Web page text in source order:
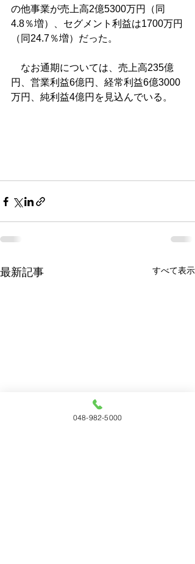
の他事業が売上高2億5300万円（同
4.8％増）、セグメント利益は1700万円
（同24.7％増）だった。
なお通期については、売上高235億
円、営業利益6億円、経常利益6億3000
万円、純利益4億円を見込んでいる。
最新記事 すべて表示
048-982-5000